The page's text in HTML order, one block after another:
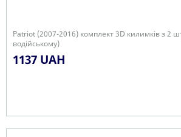
Patriot (2007-2016) комплект 3D килимків з 2
водійському)
1137 UAH